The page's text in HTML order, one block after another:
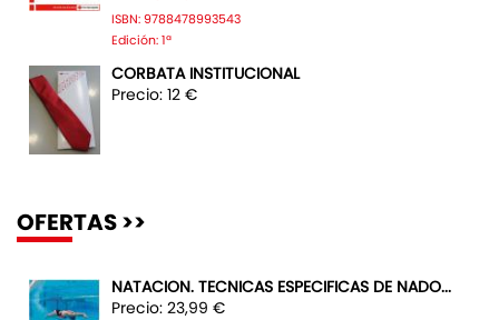
ISBN: 9788478993543
Edición: 1ª
CORBATA INSTITUCIONAL
Precio: 12 €
OFERTAS >>
NATACION. TECNICAS ESPECIFICAS DE NADO...
Precio: 23,99 €